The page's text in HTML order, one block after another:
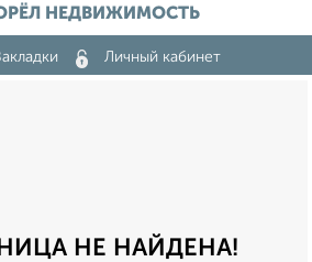
НЕДВИЖИМОСТЬ
Личный кабинет
НЕ НАЙДЕНА!